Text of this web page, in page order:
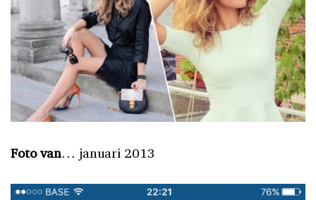
Foto van… januari 2013